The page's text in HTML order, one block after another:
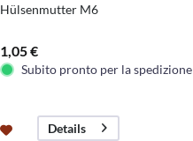
Hülsenmutter M6
1,05 €
Subito pronto per la spedizione
Details